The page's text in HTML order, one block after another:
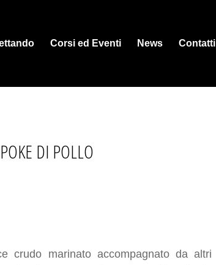
Corsi ed Eventi News Contatti
POKE DI POLLO
marinato accompagnato da altri